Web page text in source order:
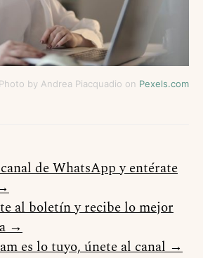
Photo by Andrea Piacquadio on Pexels.com
de WhatsApp y entérate
al boletín y recibe lo mejor
→
es lo tuyo, únete al canal →